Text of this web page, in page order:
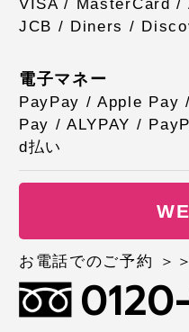
VISA / MasterCard /
JCB / Diners /
電子マネー
PayPay / Apple Pay
Pay / ALYPAY /
d払い
お電話でのご予約 ＞＞